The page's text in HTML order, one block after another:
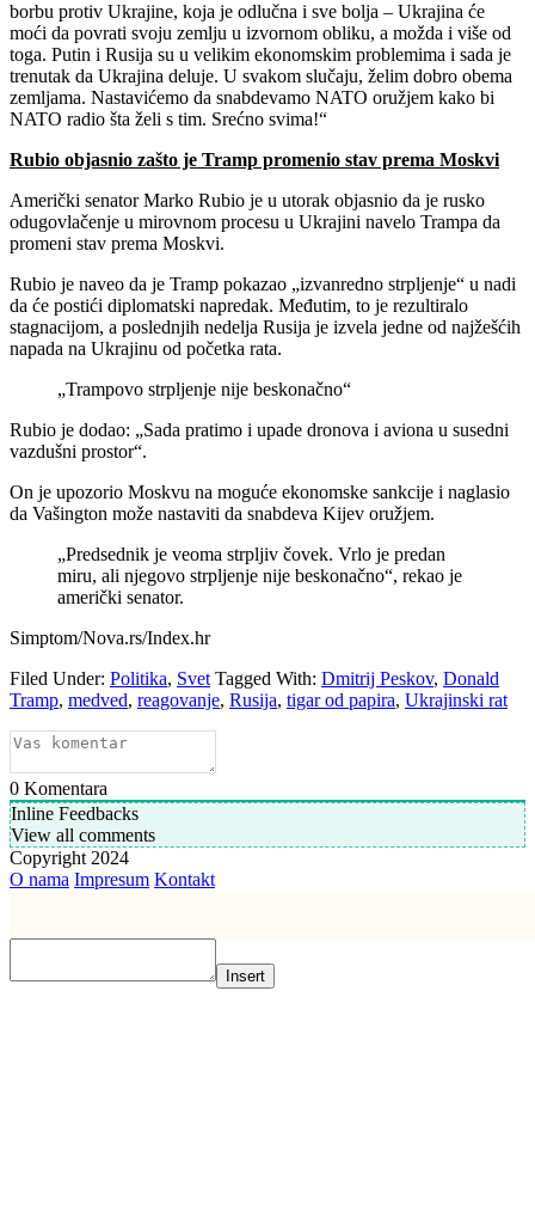
borbu protiv Ukrajine, koja je odlučna i sve bolja – Ukrajina će
moći da povrati svoju zemlju u izvornom obliku, a možda i više od
toga. Putin i Rusija su u velikim ekonomskim problemima i sada je
trenutak da Ukrajina deluje. U svakom slučaju, želim dobro obema
zemljama. Nastavićemo da snabdevamo NATO oružjem kako bi
NATO radio šta želi s tim. Srećno svima!“
Rubio objasnio zašto je Tramp promenio stav prema Moskvi
Američki senator Marko Rubio je u utorak objasnio da je rusko
odugovlačenje u mirovnom procesu u Ukrajini navelo Trampa da
promeni stav prema Moskvi.
Rubio je naveo da je Tramp pokazao „izvanredno strpljenje“ u nadi
da će postići diplomatski napredak. Međutim, to je rezultiralo
stagnacijom, a poslednjih nedelja Rusija je izvela jedne od najžešćih
napada na Ukrajinu od početka rata.
„Trampovo strpljenje nije beskonačno“
Rubio je dodao: „Sada pratimo i upade dronova i aviona u susedni
vazdušni prostor“.
On je upozorio Moskvu na moguće ekonomske sankcije i naglasio
da Vašington može nastaviti da snabdeva Kijev oružjem.
„Predsednik je veoma strpljiv čovek. Vrlo je predan
miru, ali njegovo strpljenje nije beskonačno“, rekao je
američki senator.
Simptom/Nova.rs/Index.hr
Filed Under: Politika, Svet Tagged With: Dmitrij Peskov, Donald
Tramp, medved, reagovanje, Rusija, tigar od papira, Ukrajinski rat
0 Komentara
Inline Feedbacks
View all comments
Copyright 2024
O nama Impresum Kontakt
Insert